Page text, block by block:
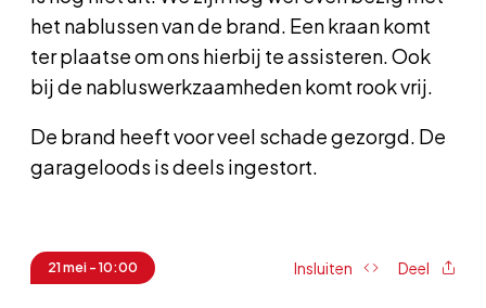
het nablussen van de brand. Een kraan komt
ter plaatse om ons hierbij te assisteren. Ook
bij de nabluswerkzaamheden komt rook vrij.
De brand heeft voor veel schade gezorgd. De
garageloods is deels ingestort.
21 mei - 10:00 Insluiten Deel